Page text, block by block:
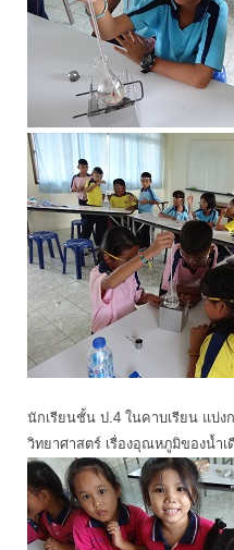
นักเรียนชั้น ป.4 ในคาบเรียน แบ่
วิทยาศาสตร์ เรื่องอุณหภูมิของน้ำเ